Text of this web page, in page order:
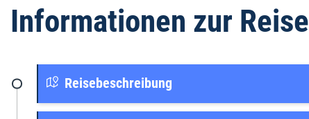
Informationen zur Reise
Reisebeschreibung